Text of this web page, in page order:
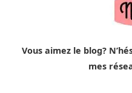
Vous aimez le blog?
mes